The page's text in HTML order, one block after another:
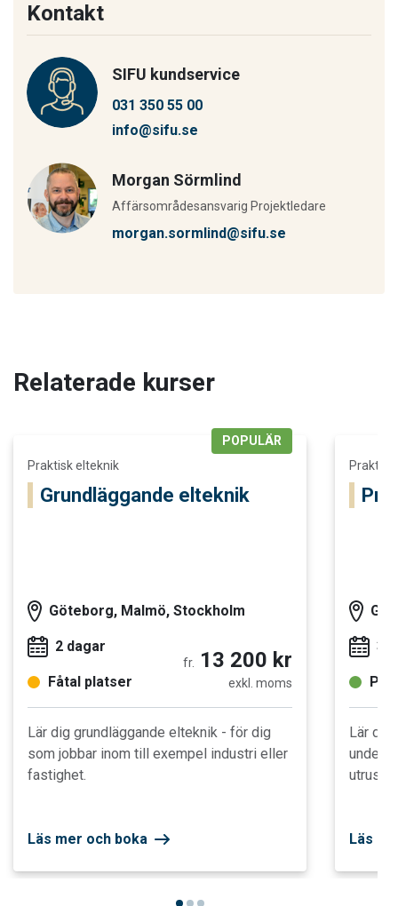
Kontakt
SIFU kundservice
031 350 55 00
info@sifu.se
Morgan Sörmlind
Affärsområdesansvarig Projektledare
morgan.sormlind@sifu.se
Relaterade kurser
Läs mer och boka Grundläggande elteknik
POPULÄR
Praktisk elteknik
Grundläggande elteknik
Göteborg, Malmö, Stockholm
2 dagar
Fåtal platser
fr. 13 200 kr
exkl. moms
Lär dig grundläggande elteknik - för dig
som jobbar inom till exempel industri eller
fastighet.
Läs mer och boka
Praktisk
3
Lär dig
Läs